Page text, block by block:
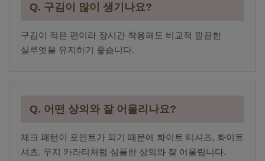
Q. 구김이 많이 생기나요?
구김이 적은 편이라 장시간 착용해도 비교적 깔끔한
실루엣을 유지하기 좋습니다.
Q. 어떤 상의와 잘 어울리나요?
체크 패턴이 포인트가 되기 때문에 화이트 티셔츠, 화이트
셔츠, 무지 카라티처럼 심플한 상의와 잘 어울립니다.